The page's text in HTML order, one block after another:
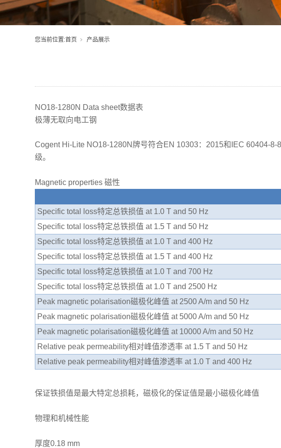
您当前位置:首页 产品展示
NO18-1280N Data sheet数据表
极薄无取向电工钢
Cogent Hi-Lite NO18-1280N牌号符合EN 10303：2015和IEC 60404-
级。
Magnetic properties 磁性
Specific total loss特定总铁损值 at 1.0 T and 50 Hz
Specific total loss特定总铁损值 at 1.5 T and 50 Hz
Specific total loss特定总铁损值 at 1.0 T and 400 Hz
Specific total loss特定总铁损值 at 1.5 T and 400 Hz
Specific total loss特定总铁损值 at 1.0 T and 700 Hz
Specific total loss特定总铁损值 at 1.0 T and 2500 Hz
Peak magnetic polarisation磁极化峰值 at 2500 A/m and 50 Hz
Peak magnetic polarisation磁极化峰值 at 5000 A/m and 50 Hz
Peak magnetic polarisation磁极化峰值 at 10000 A/m and 50 Hz
Relative peak permeability相对峰值渗透率 at 1.5 T and 50 Hz
Relative peak permeability相对峰值渗透率 at 1.0 T and 400 Hz
保证铁损值是最大特定总损耗，磁极化的保证值是最小磁极化峰值
物理和机械性能
厚度0.18 mm